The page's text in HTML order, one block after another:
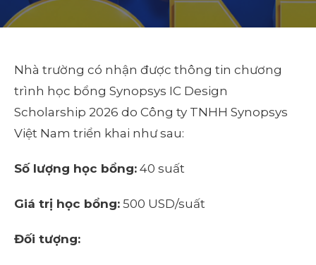
Nhà trường có nhận được thông tin chương
trình học bổng Synopsys IC Design
Scholarship 2026 do Công ty TNHH Synopsys
Việt Nam triển khai như sau:
Số lượng học bổng: 40 suất
Giá trị học bổng: 500 USD/suất
Đối tượng: